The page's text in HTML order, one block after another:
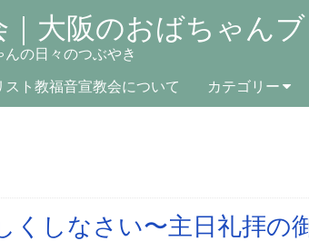
大阪のおばちゃん
の日々のつぶやき
スト教福音宣教会について カテゴリー
くしなさい〜主日礼拝の